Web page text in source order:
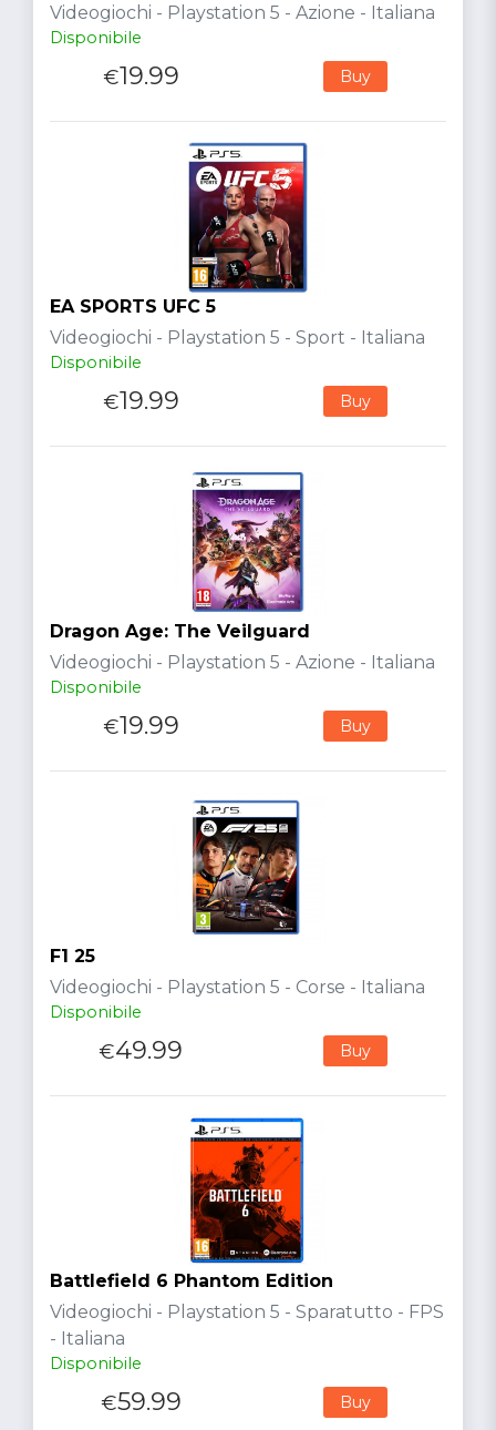
Videogiochi - Playstation 5 - Azione - Italiana
Disponibile
€19.99 Buy
EA SPORTS UFC 5
Videogiochi - Playstation 5 - Sport - Italiana
Disponibile
€19.99 Buy
Dragon Age: The Veilguard
Videogiochi - Playstation 5 - Azione - Italiana
Disponibile
€19.99 Buy
F1 25
Videogiochi - Playstation 5 - Corse - Italiana
Disponibile
€49.99 Buy
Battlefield 6 Phantom Edition
Videogiochi - Playstation 5 - Sparatutto - FPS
- Italiana
Disponibile
€59.99 Buy